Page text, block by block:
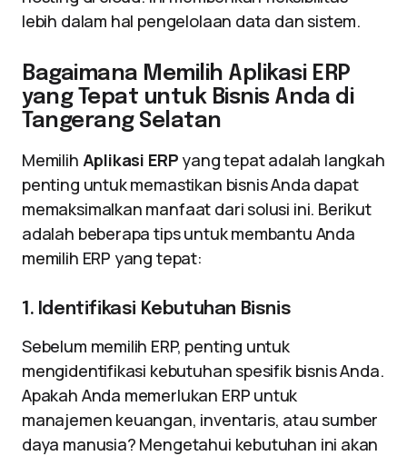
lebih dalam hal pengelolaan data dan sistem.
Bagaimana Memilih Aplikasi ERP
yang Tepat untuk Bisnis Anda di
Tangerang Selatan
Memilih Aplikasi ERP yang tepat adalah langkah
penting untuk memastikan bisnis Anda dapat
memaksimalkan manfaat dari solusi ini. Berikut
adalah beberapa tips untuk membantu Anda
memilih ERP yang tepat:
1. Identifikasi Kebutuhan Bisnis
Sebelum memilih ERP, penting untuk
mengidentifikasi kebutuhan spesifik bisnis Anda.
Apakah Anda memerlukan ERP untuk
manajemen keuangan, inventaris, atau sumber
daya manusia? Mengetahui kebutuhan ini akan